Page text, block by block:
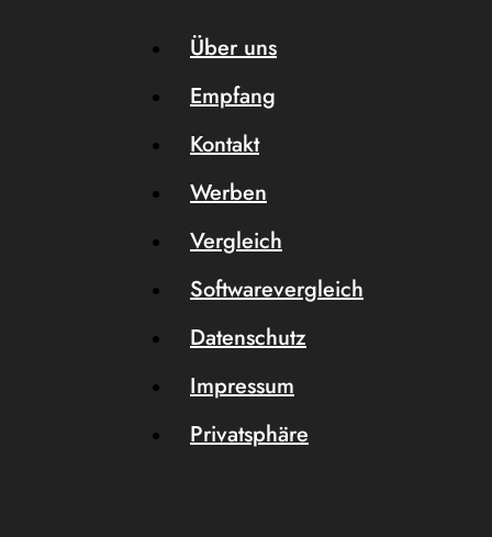
Über uns
Empfang
Kontakt
Werben
Vergleich
Softwarevergleich
Datenschutz
Impressum
Privatsphäre